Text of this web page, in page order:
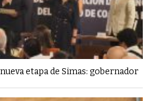
etapa de Simas: gobernador